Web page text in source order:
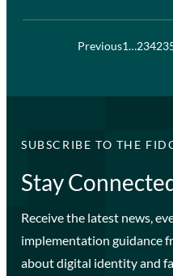
Previous1…234
SUBSCRIBE TO THE
Stay
Receive the latest news,
implementation guidance
about digital identity and